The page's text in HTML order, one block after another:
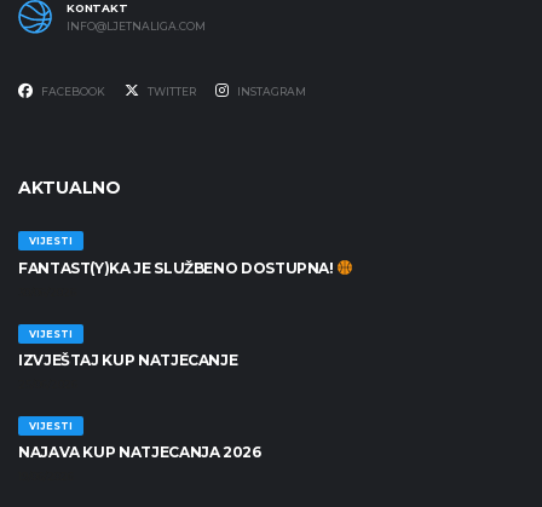
KONTAKT
INFO@LJETNALIGA.COM
FACEBOOK TWITTER INSTAGRAM
AKTUALNO
VIJESTI
FANTAST(Y)KA JE SLUŽBENO DOSTUPNA!
VIJESTI
IZVJEŠTAJ KUP NATJECANJE
VIJESTI
NAJAVA KUP NATJECANJA 2026